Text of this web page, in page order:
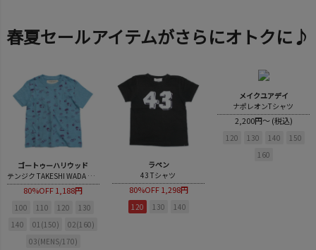
春夏セールアイテムがさらにオトクに♪
ゴートゥーハリウッド
テンジク TAKESHI WADA 総柄 TEE
80%OFF1,188円
100 110 120
130
140
01(150)
02(160)
03(MENS/170)
ラペン
43 Tシャツ
80%OFF 1,298円
120 130 140
メイクユアデイ
ナポレオンTシャツ
2,200円～ (税込)
120 130 140
150
160